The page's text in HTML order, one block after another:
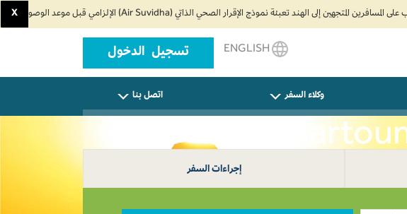
X
تسجيل الدخول
وكلاء السفر اتصل بنا
إجراءات السفر